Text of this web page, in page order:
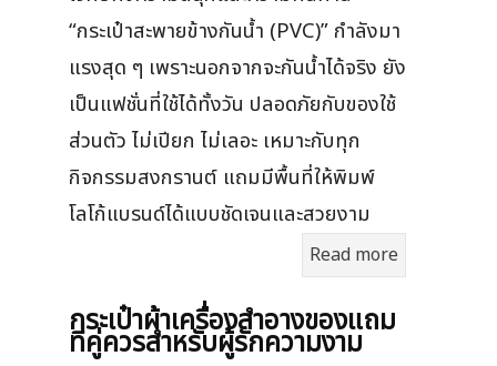
“กระเป๋าสะพายข้างกันน้ำ (PVC)” กำลังมา
แรงสุด ๆ เพราะนอกจากจะกันน้ำได้จริง ยัง
เป็นแฟชั่นที่ใช้ได้ทั้งวัน ปลอดภัยกับของใช้
ส่วนตัว ไม่เปียก ไม่เลอะ เหมาะกับทุก
กิจกรรมสงกรานต์ แถมมีพื้นที่ให้พิมพ์
โลโก้แบรนด์ได้แบบชัดเจนและสวยงาม
Read more
กระเป๋าผ้าเครื่องสําอางของแถม
ที่คู่ควรสำหรับผู้รักความงาม